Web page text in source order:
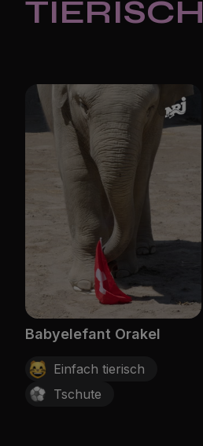
TIERISCH
Babyelefant Orakel
Einfach tierisch
Tschute